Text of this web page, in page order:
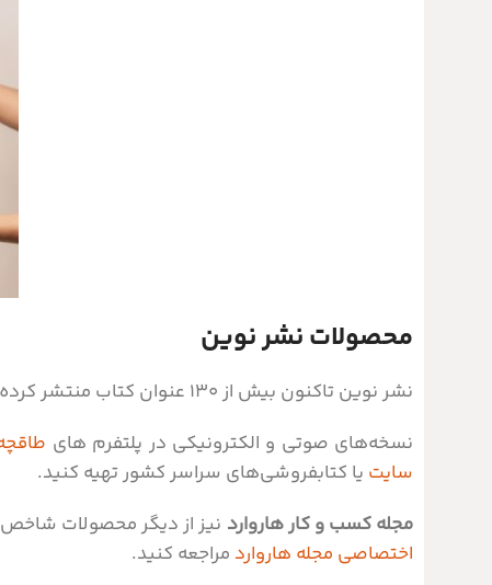
محصولات نشر نوین
نشر نوین تاکنون بیش از ۱۳۰ عنوان کتاب منتشر کرده که در قالب های مختلف
نسخه‌های صوتی و الکترونیکی در پلتفرم های
سایت یا کتابفروشی‌های سراسر کشور تهیه کنید.
مجله کسب و کار هاروارد نیز از دیگر محصولات
اختصاصی مجله هاروارد مراجعه کنید.